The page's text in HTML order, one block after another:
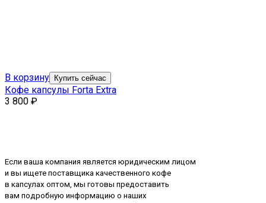
В корзину Купить сейчас
Кофе капсулы Forta Extra
3 800 ₽
Если ваша компания является юридическим лицом
и вы ищете поставщика качественного кофе
в капсулах оптом, мы готовы предоставить
вам подробную информацию о наших